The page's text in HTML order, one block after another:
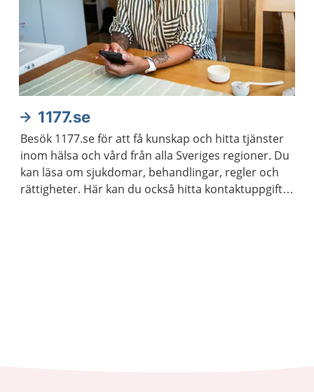
1177.se
Besök 1177.se för att få kunskap och hitta tjänster
inom hälsa och vård från alla Sveriges regioner. Du
kan läsa om sjukdomar, behandlingar, regler och
rättigheter. Här kan du också hitta kontaktuppgifter